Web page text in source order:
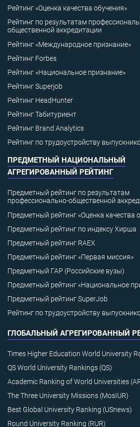
Рейтинг «Оценка качества обучения»
Рейтинг по результатам
общественной аккредитации
Рейтинг «Международное признание»
Рейтинг Forbes
Рейтинг «Национальное признание»
Рейтинг Superjob
Рейтинг HeadHunter
Рейтинг Табитуриент
Рейтинг Brand Analytics
Рейтинг по трудоустройству
ПРЕДМЕТНЫЙ НАЦИОНАЛЬНЫЙ
АГРЕГИРОВАННЫЙ РЕЙТИНГ
Предметный рейтинг по результатам
профессионально-общественной
Предметный рейтинг «Оценка качества
Предметный рейтинг по индексу Хирша
Предметный рейтинг RAEX
Предметный рейтинг «Первая миссия»
Предметный ГАР (Российские вузы)
Предметный рейтинг «Национальное
Предметный рейтинг SuperJob
Рейтинг по трудоустройству
ГЛОБАЛЬНЫЙ АГРЕГИРОВАННЫЙ
Times Higher Education World University
QS World University Rankings (QS)
Academic Ranking of World Universities
The Three University Missions (MosIUR)
Best Global University Ranking (USnews)
Round University Ranking (RUR)